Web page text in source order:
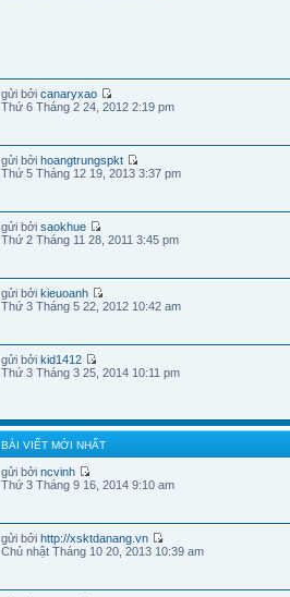
gửi bởicanaryxao
Thứ 6 Tháng 2 24, 2012 2:19 pm
gửi bởihoangtrungspkt
Thứ 5 Tháng 12 19, 2013 3:37 pm
gửi bởisaokhue
Thứ 2 Tháng 11 28, 2011 3:45 pm
gửi bởikieuoanh
Thứ 3 Tháng 5 22, 2012 10:42 am
gửi bởikid1412
Thứ 3 Tháng 3 25, 2014 10:11 pm
BÀI VIẾT MỚI NHẤT
gửi bởincvinh
Thứ 3 Tháng 9 16, 2014 9:10 am
gửi bởihttp://xsktdanang.vn
Chủ nhật Tháng 10 20, 2013 10:39 am